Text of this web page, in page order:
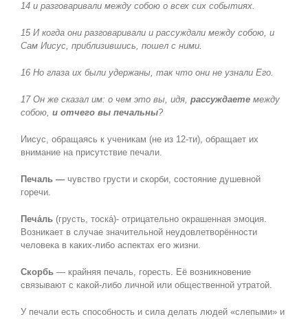
14 и разговаривали между собою о всех сих событиях.
15 И когда они разговаривали и рассуждали между собою, и
Сам Иисус, приблизившись, пошел с ними.
16 Но глаза их были удержаны, так что они не узнали Его.
17 Он же сказал им: о чем это вы, идя, рассуждаетемежду
собою, и отчего вы печальны?
Иисус, обращаясь к ученикам (не из 12-ти), обращает их
внимание на присутствие печали.
Печаль — чувство грусти и скорби, состояние душевной
горечи.
Печа́ль(грусть, тоска́)- отрицательно окрашенная эмоция.
Возникает в случае значительной неудовлетворённости
человека в каких-либо аспектах его жизни.
Скорбь — крайняя печаль, горесть. Её возникновение
связывают с какой-либо личной или общественной утратой.
У печали есть способность и сила делать людей «слепыми» и